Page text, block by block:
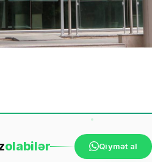
olabilər Qiymət al